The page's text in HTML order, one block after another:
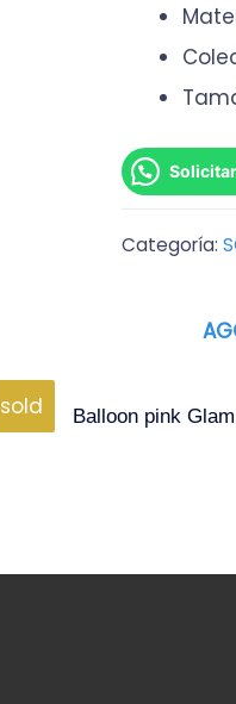
Categoría:
sold Balloon pink